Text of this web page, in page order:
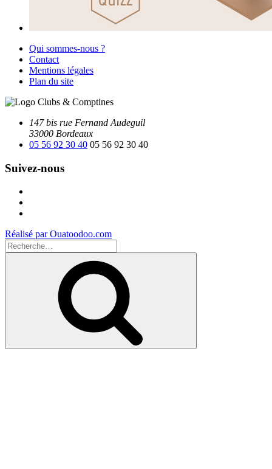
Qui sommes-nous ?
Contact
Mentions légales
Plan du site
147 bis rue Fernand Audeguil
33000 Bordeaux
05 56 92 30 40 05 56 92 30 40
Suivez-nous
Réalisé par Ouatoodoo.com
Recherche
pour